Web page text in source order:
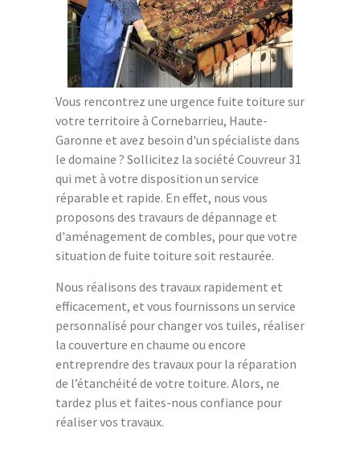
Vous rencontrez une urgence fuite toiture sur
votre territoire à Cornebarrieu, Haute-
Garonne et avez besoin d'un spécialiste dans
le domaine ? Sollicitez la société Couvreur 31
qui met à votre disposition un service
réparable et rapide. En effet, nous vous
proposons des travaurs de dépannage et
d'aménagement de combles, pour que votre
situation de fuite toiture soit restaurée.
Nous réalisons des travaux rapidement et
efficacement, et vous fournissons un service
personnalisé pour changer vos tuiles, réaliser
la couverture en chaume ou encore
entreprendre des travaux pour la réparation
de l’étanchéité de votre toiture. Alors, ne
tardez plus et faites-nous confiance pour
réaliser vos travaux.